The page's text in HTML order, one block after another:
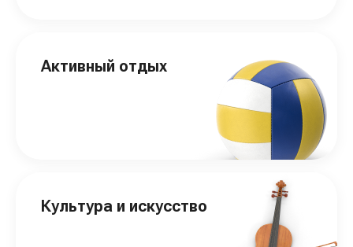
Активный отдых
Культура и искусство